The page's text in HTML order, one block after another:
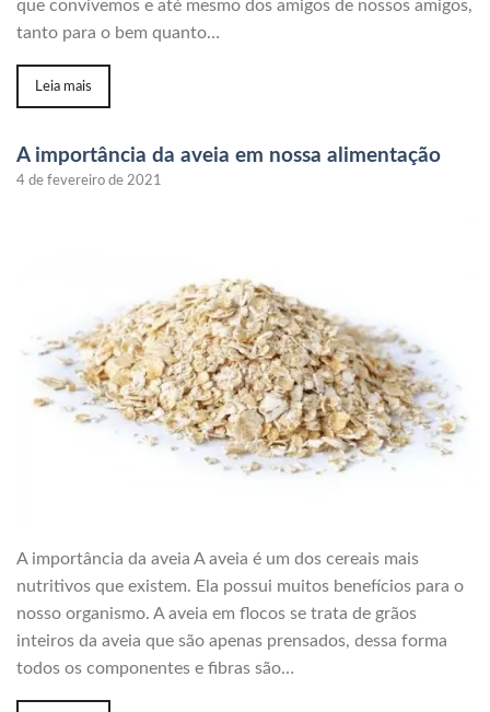
que convivemos e até mesmo dos amigos de nossos amigos,
tanto para o bem quanto…
Leia mais
A importância da aveia em nossa alimentação
4 de fevereiro de 2021
A importância da aveia A aveia é um dos cereais mais
nutritivos que existem. Ela possui muitos benefícios para o
nosso organismo. A aveia em flocos se trata de grãos
inteiros da aveia que são apenas prensados, dessa forma
todos os componentes e fibras são…